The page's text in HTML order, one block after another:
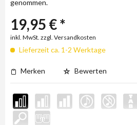
genommen.
19,95 € *
inkl. MwSt. zzgl. Versandkosten
Lieferzeit ca. 1-2 Werktage
Merken Bewerten